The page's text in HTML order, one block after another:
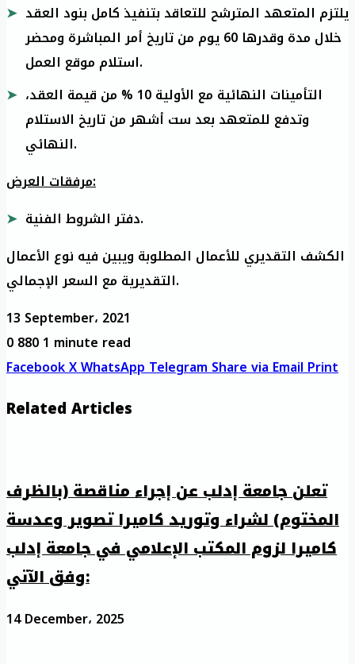
يلتزم المتعهد المترشح للتعاقد بتنفيذ كامل بنود العقد
خلال مدة وقدرها 60 يوم من تاريخ أمر المباشرة ومحضر
استلام موقع العمل.
التأمينات النهائية مع الأولية 10 % من قيمة العقد،
وتدفع للمتعهد بعد ست أشهر من تاريخ الاستلام
النهائي.
مرفقات العرض:
دفتر الشروط الفنية.
الكشف التقديري للأعمال المطلوبة ويبين فيه نوع الأعمال
التقديرية مع السعر الإجمالي.
13 September، 2021
08801 minute read
FacebookXWhatsAppTelegramShare via EmailPrint
Related Articles
تعلن جامعة إدلب عن إجراء مناقصة (بالظرف
المختوم) لشراء وتوريد كاميرا تصوير وعدسة
كاميرا لزوم المكتب الإعلامي في جامعة إدلب
وفق الآتي:
14 December، 2025